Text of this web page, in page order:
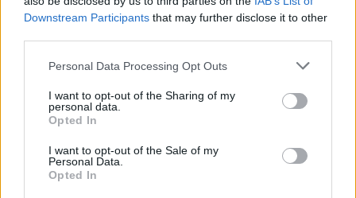
Downstream Participants that may further disclose it to other
Please note that this website/app uses one or more Google
not limited to your visit or usage behaviour. You may click to
grant or deny consent to Google and its third-party tags to
use your data for below specified purposes in below Google
consent section.
Personal Data Processing Opt Outs
I want to opt-out of the Sharing of my
personal data.
Opted In
I want to opt-out of the Sale of my
Personal Data.
Opted In
Continua a leggere